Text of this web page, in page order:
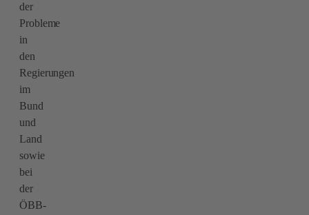
der
Probleme
in
den
Regierungen
im
Bund
und
Land
sowie
bei
der
ÖBB-